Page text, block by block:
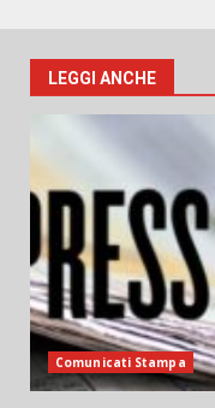
LEGGI ANCHE
Comunicati Stampa